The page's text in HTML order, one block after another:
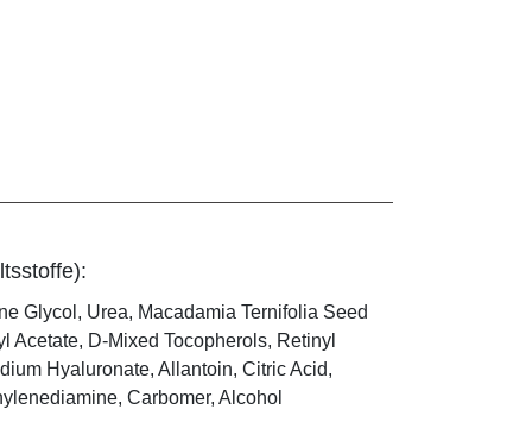
Glycol, Urea, Macadamia Ternifolia Seed
Acetate, D-Mixed Tocopherols, Retinyl
Hyaluronate, Allantoin, Citric Acid,
Carbomer, Alcohol